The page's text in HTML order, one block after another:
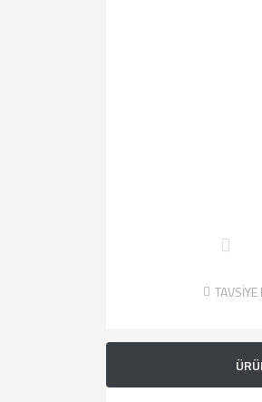
TAVSİYE